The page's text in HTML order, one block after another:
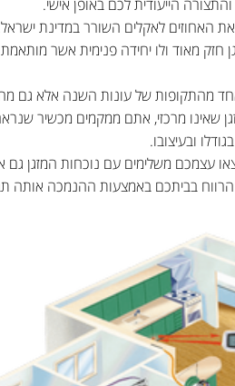
הייעודית לכם באופן אישי.
האחוזים לאקלים השורר במדינת
חזק מאוד ולו יחידה פנימית אשר
אחד מהתקופות של עונות השנה אלא גם
שאינו מרכזי, אתם ממקמים מכשיר
ובעיצובו.
עצמכם משלימים עם נוכחות המזגן גם
הרווח בביתכם באמצעות ההנמכה אותה